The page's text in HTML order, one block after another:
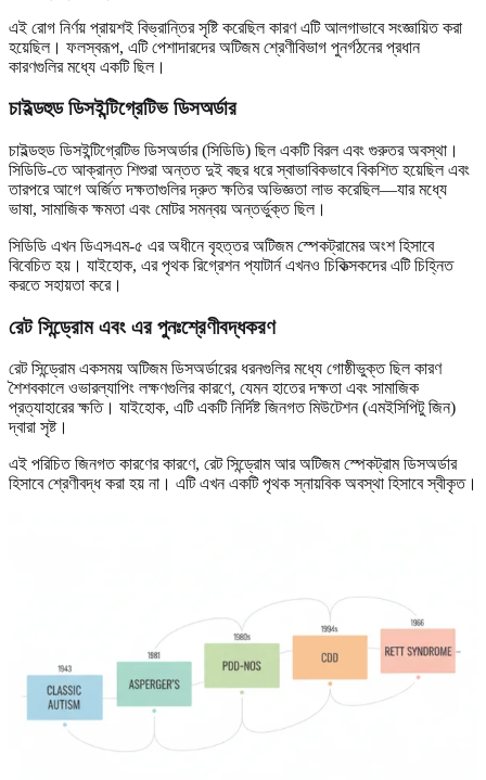
এই রোগ নির্ণয় প্রায়শই বিভ্রান্তির সৃষ্টি করেছিল কারণ এটি আলগাভাবে সংজ্ঞায়িত করা
হয়েছিল। ফলস্বরূপ, এটি পেশাদারদের অটিজম শ্রেণীবিভাগ পুনর্গঠনের প্রধান
কারণগুলির মধ্যে একটি ছিল।
চাইল্ডহুড ডিসইন্টিগ্রেটিভ ডিসঅর্ডার
চাইল্ডহুড ডিসইন্টিগ্রেটিভ ডিসঅর্ডার (সিডিডি) ছিল একটি বিরল এবং গুরুতর অবস্থা।
সিডিডি-তে আক্রান্ত শিশুরা অন্তত দুই বছর ধরে স্বাভাবিকভাবে বিকশিত হয়েছিল এবং
তারপরে আগে অর্জিত দক্ষতাগুলির দ্রুত ক্ষতির অভিজ্ঞতা লাভ করেছিল—যার মধ্যে
ভাষা, সামাজিক ক্ষমতা এবং মোটর সমন্বয় অন্তর্ভুক্ত ছিল।
সিডিডি এখন ডিএসএম-৫ এর অধীনে বৃহত্তর অটিজম স্পেকট্রামের অংশ হিসাবে
বিবেচিত হয়। যাইহোক, এর পৃথক রিগ্রেশন প্যাটার্ন এখনও চিকিত্সকদের এটি চিহ্নিত
করতে সহায়তা করে।
রেট সিন্ড্রোম এবং এর পুনঃশ্রেণীবদ্ধকরণ
রেট সিন্ড্রোম একসময় অটিজম ডিসঅর্ডারের ধরনগুলির মধ্যে গোষ্ঠীভুক্ত ছিল কারণ
শৈশবকালে ওভারল্যাপিং লক্ষণগুলির কারণে, যেমন হাতের দক্ষতা এবং সামাজিক
প্রত্যাহারের ক্ষতি। যাইহোক, এটি একটি নির্দিষ্ট জিনগত মিউটেশন (এমইসিপিটু জিন)
দ্বারা সৃষ্ট।
এই পরিচিত জিনগত কারণের কারণে, রেট সিন্ড্রোম আর অটিজম স্পেকট্রাম ডিসঅর্ডার
হিসাবে শ্রেণীবদ্ধ করা হয় না। এটি এখন একটি পৃথক স্নায়বিক অবস্থা হিসাবে স্বীকৃত।